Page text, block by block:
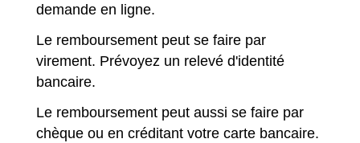
demande en ligne.
Le remboursement peut se faire par
virement. Prévoyez un relevé d'identité
bancaire.
Le remboursement peut aussi se faire par
chèque ou en créditant votre carte bancaire.